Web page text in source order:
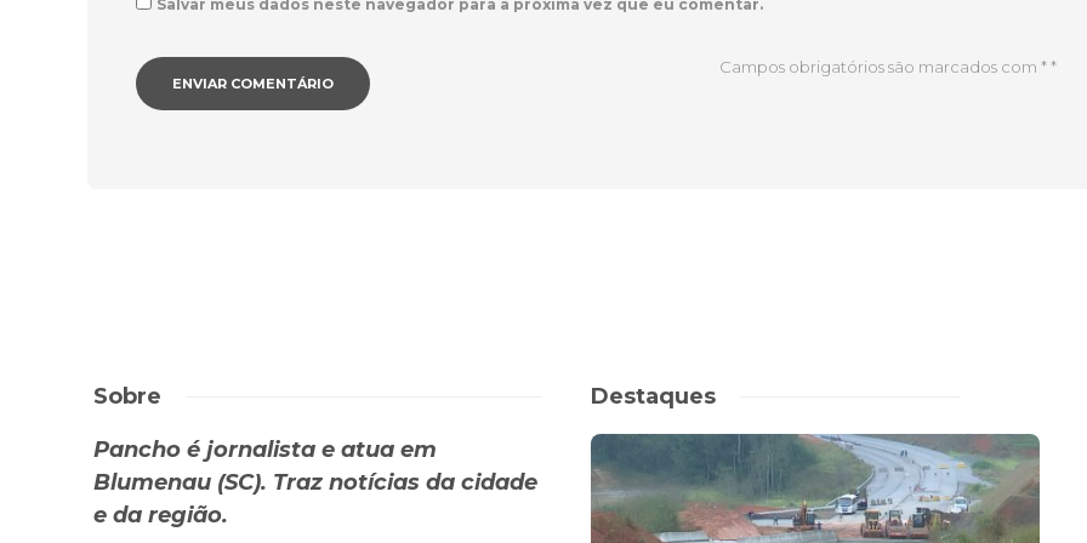
Salvar meus dados neste navegador para a próxima vez que eu comentar.
Campos obrigatórios são marcados com **
Sobre
Pancho é jornalista e atua em
Blumenau (SC). Traz notícias da cidade
e da região.
Destaques